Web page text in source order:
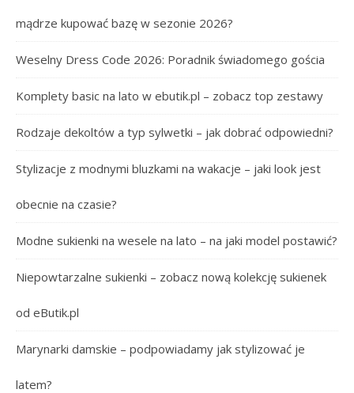
mądrze kupować bazę w sezonie 2026?
Weselny Dress Code 2026: Poradnik świadomego gościa
Komplety basic na lato w ebutik.pl – zobacz top zestawy
Rodzaje dekoltów a typ sylwetki – jak dobrać odpowiedni?
Stylizacje z modnymi bluzkami na wakacje – jaki look jest
obecnie na czasie?
Modne sukienki na wesele na lato – na jaki model postawić?
Niepowtarzalne sukienki – zobacz nową kolekcję sukienek
od eButik.pl
Marynarki damskie – podpowiadamy jak stylizować je
latem?